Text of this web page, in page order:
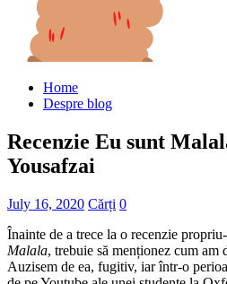
Home
Despre blog
Recenzie Eu sunt
Yousafzai
July 16, 2020 Cărți 0
Înainte de a trece la o recenzie
Malala, trebuie să menționez cum am
Auzisem de ea, fugitiv, iar într-o